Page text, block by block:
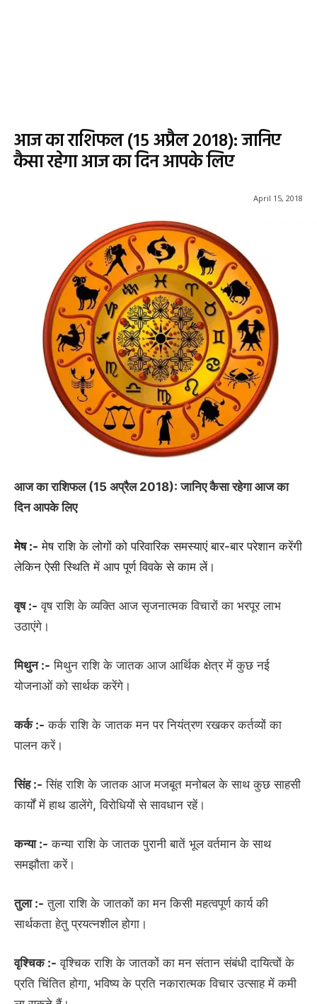
आज का राशिफल (15 अप्रैल 2018): जानिए
कैसा रहेगा आज का दिन आपके लिए
April 15, 2018
आज का राशिफल (15 अप्रैल 2018): जानिए कैसा रहेगा आज का
दिन आपके लिए
मेष :- मेष राशि के लोगों को परिवारिक समस्याएं बार-बार परेशान करेंगी
लेकिन ऐसी स्थिति में आप पूर्ण विवके से काम लें।
वृष :- वृष राशि के व्यक्ति आज सृजनात्मक विचारों का भरपूर लाभ
उठाएंगे।
मिथुन :- मिथुन राशि के जातक आज आर्थिक क्षेत्र में कुछ नई
योजनाओं को सार्थक करेंगे।
कर्क :- कर्क राशि के जातक मन पर नियंत्रण रखकर कर्तव्यों का
पालन करें।
सिंह :- सिंह राशि के जातक आज मजबूत मनोबल के साथ कुछ साहसी
कार्यों में हाथ डालेंगे, विरोधियों से सावधान रहें।
कन्या :- कन्या राशि के जातक पुरानी बातें भूल वर्तमान के साथ
समझौता करें।
तुला :- तुला राशि के जातकों का मन किसी महत्वपूर्ण कार्य की
सार्थकता हेतु प्रयत्नशील होगा।
वृश्चिक :- वृश्चिक राशि के जातकों का मन संतान संबंधी दायित्वों के
प्रति चिंतित होगा, भविष्य के प्रति नकारात्मक विचार उत्साह में कमी